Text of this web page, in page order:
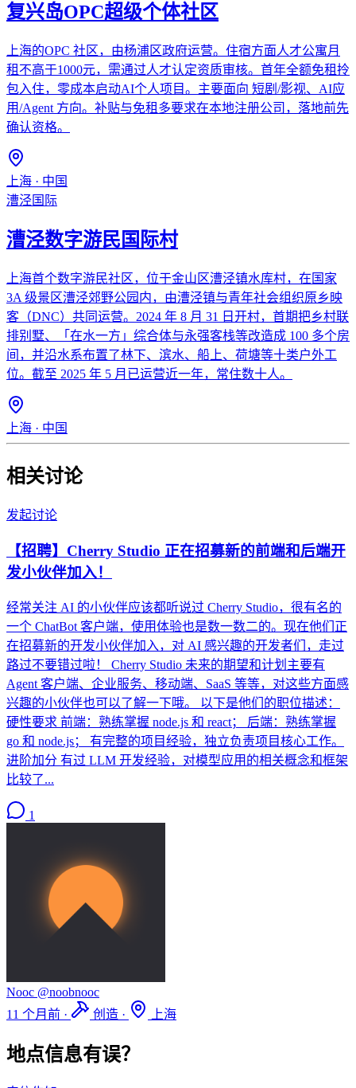
复兴岛OPC超级个体社区
上海的OPC 社区，由杨浦区政府运营。住宿方面人才公寓月
租不高于1000元，需通过人才认定资质审核。首年全额免租拎
包入住，零成本启动AI个人项目。主要面向 短剧/影视、AI应
用/Agent 方向。补贴与免租多要求在本地注册公司，落地前先
确认资格。
上海 · 中国
漕泾国际
漕泾数字游民国际村
上海首个数字游民社区，位于金山区漕泾镇水库村，在国家
3A 级景区漕泾郊野公园内，由漕泾镇与青年社会组织原乡映
客（DNC）共同运营。2024 年 8 月 31 日开村，首期把乡村联
排别墅、「在水一方」综合体与永强客栈等改造成 100 多个房
间，并沿水系布置了林下、滨水、船上、荷塘等十类户外工
位。截至 2025 年 5 月已运营近一年，常住数十人。
上海 · 中国
相关讨论
发起讨论
【招聘】Cherry Studio 正在招募新的前端和后端开
发小伙伴加入！
经常关注 AI 的小伙伴应该都听说过 Cherry Studio，很有名的
一个 ChatBot 客户端，使用体验也是数一数二的。现在他们正
在招募新的开发小伙伴加入，对 AI 感兴趣的开发者们，走过
路过不要错过啦！ Cherry Studio 未来的期望和计划主要有
Agent 客户端、企业服务、移动端、SaaS 等等，对这些方面感
兴趣的小伙伴也可以了解一下哦。 以下是他们的职位描述：
硬性要求 前端：熟练掌握 node.js 和 react； 后端：熟练掌握
go 和 node.js； 有完整的项目经验，独立负责项目核心工作。
进阶加分 有过 LLM 开发经验，对模型应用的相关概念和框架
比较了...
1
Nooc @noobnooc
11 个月前 · 创造 · 上海
地点信息有误？